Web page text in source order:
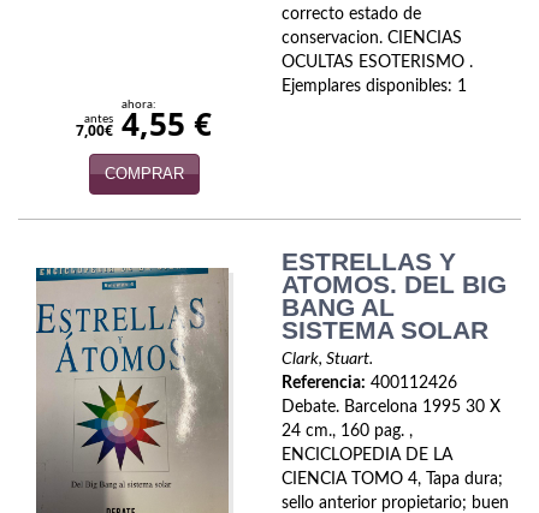
Viajesç
correcto estado de
conservacion. CIENCIAS
OCULTAS ESOTERISMO .
Ejemplares disponibles: 1
antes
7,00€
ahora:
4,55 €
COMPRAR
ESTRELLAS Y
ATOMOS. DEL BIG
BANG AL
SISTEMA SOLAR
Clark, Stuart.
Referencia: 400112426
Debate. Barcelona 1995 30 X
24 cm., 160 pag. ,
ENCICLOPEDIA DE LA
CIENCIA TOMO 4, Tapa dura;
sello anterior propietario; buen